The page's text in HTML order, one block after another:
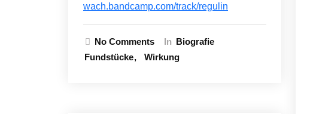
wach.bandcamp.com/track/regulin
No Comments In Biografie
Fundstücke
Wirkung